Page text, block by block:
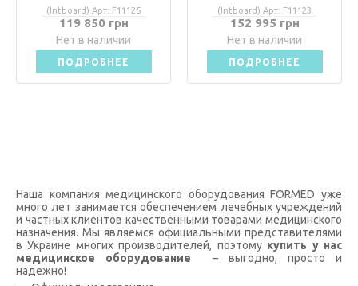
(Intboard) Арт: F11125
119 850 грн
Нет в наличии
ПОДРОБНЕЕ
(Intboard) Арт: F11123
152 995 грн
Нет в наличии
ПОДРОБНЕЕ
Наша компания медицинского оборудования FORMED уже
много лет занимается обеспечением лечебных учреждений
и частных клиентов качественными товарами медицинского
назначения. Мы являемся официальными представителями
в Украине многих производителей, поэтому купить у нас
медицинское оборудование
– выгодно, просто и
надежно!